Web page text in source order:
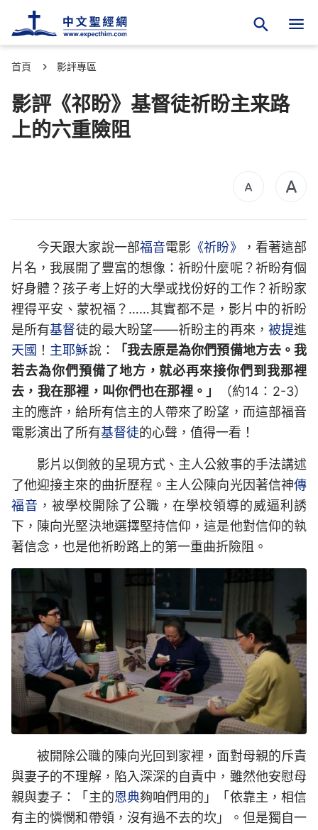
首頁 影評專區
影評《祁盼》基督徒祈盼主来路
上的六重險阻
今天跟大家說一部福音電影 《祈盼》
，看著這部
片名，我展開了豐富的想像：祈盼什麼呢？祈盼有個
好身體？孩子考上好的大學或找份好的工作？祈盼家
裡得平安、蒙祝福？……其實都不是，影片中的祈盼
是所有基督徒的最大盼望——祈盼主的再來， 被提進
天國 ！ 主耶穌說：
「我去原是為你們預備地方去。我
若去為你們預備了地方，就必再來接你們到我那裡
去，我在那裡，叫你們也在那裡。」
（約14：2-3）
主的應許，給所有信主的人帶來了盼望，而這部福音
電影演出了所有基督徒的心聲，值得一看！
影片以倒敘的呈現方式、主人公敘事的手法講述
了他迎接主來的曲折歷程。主人公陳向光因著信神傳
福音 ，被學校開除了公職，在學校領導的威逼利誘
下，陳向光堅決地選擇堅持信仰，這是他對信仰的執
著信念，也是他祈盼路上的第一重曲折險阻。
被開除公職的陳向光回到家裡，面對母親的斥責
與妻子的不理解，陷入深深的自責中，雖然他安慰母
親與妻子：「主的恩典夠咱們用的」「依靠主，相信
有主的憐憫和帶領，沒有過不去的坎」。但是獨自一